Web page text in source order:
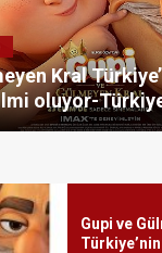
Kral
oluyor-
Gloria
bar Panda
bir
Attı-
Gupi ve